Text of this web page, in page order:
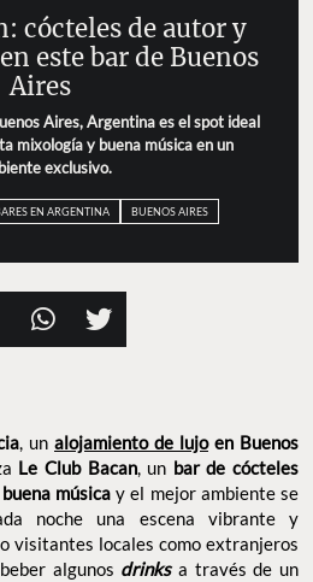
cócteles de autor y
este bar de Buenos
Aires
Aires, Argentina es el spot ideal
mixología y buena música en un
exclusivo.
EN ARGENTINA BUENOS AIRES
, un alojamiento de lujoen Buenos
Le Club Bacan, un bar de cócteles
buena músicay el mejor ambiente se
noche una escena vibrante y
visitantes locales como extranjeros
algunos drinksa través de un